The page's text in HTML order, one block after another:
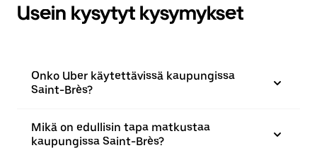
Usein kysytyt kysymykset
Onko Uber käytettävissä kaupungissa
Saint-Brès?
Mikä on edullisin tapa matkustaa
kaupungissa Saint-Brès?